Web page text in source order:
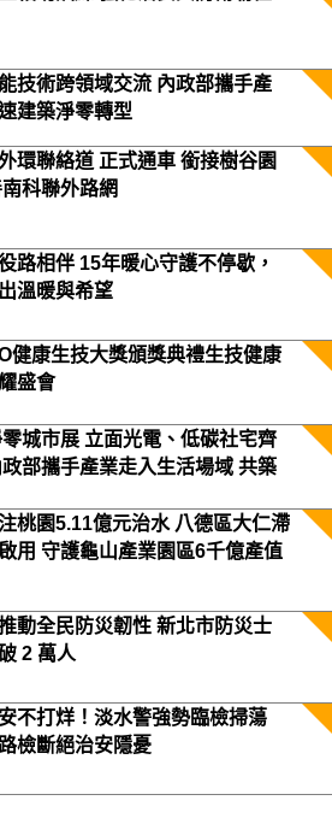
技術跨領域交流 內政部攜手產
建築淨零轉型
環聯絡道 正式通車 銜接樹谷園
科聯外路網
路相伴 15年暖心守護不停歇，
溫暖與希望
健康生技大獎頒獎典禮生技健康
盛會
城市展 立面光電、低碳社宅齊
部攜手產業走入生活場域 共築
桃園5.11億元治水 八德區大仁滯
用 守護龜山產業園區6千億產值
動全民防災韌性 新北市防災士
2 萬人
不打烊！淡水警強勢臨檢掃蕩
檢斷絕治安隱憂